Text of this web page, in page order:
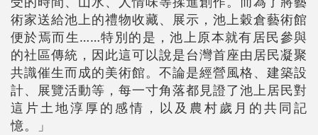
術家送給池上的禮物收藏、展示，池上穀倉藝術館
便於焉而生……特別的是，池上原本就有居民參與
的社區傳統，因此這可以說是台灣首座由居民凝聚
共識催生而成的美術館。不論是經營風格、建築設
計、展覽活動等，每一寸角落都見證了池上居民對
這片土地淳厚的感情，以及農村歲月的共同記
憶。」